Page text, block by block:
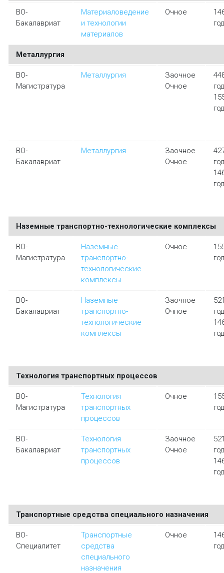
ВО-
Бакалавриат
Материаловедение
и технологии
материалов
Очное
год
Металлургия
ВО-
Магистратура
Металлургия
Заочное
Очное
год
год
ВО-
Бакалавриат
Металлургия
Заочное
Очное
год
год
Наземные транспортно-технологические комплексы
ВО-
Магистратура
Наземные
транспортно-
технологические
комплексы
Очное
год
ВО-
Бакалавриат
Наземные
транспортно-
технологические
комплексы
Заочное
Очное
год
год
Технология транспортных процессов
ВО-
Магистратура
Технология
транспортных
процессов
Очное
год
ВО-
Бакалавриат
Технология
транспортных
процессов
Заочное
Очное
год
год
Транспортные средства специального назначения
ВО-
Специалитет
Транспортные
средства
специального
назначения
Очное
год